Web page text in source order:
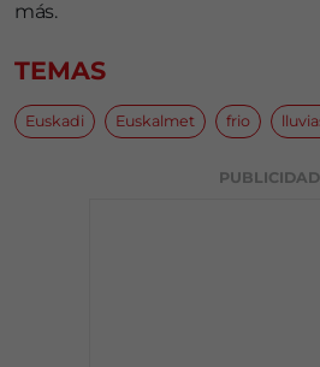
más.
TEMAS
Euskadi Euskalmet frio
PUBLICIDAD